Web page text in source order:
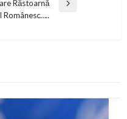
Răstoarnă
Românesc…..